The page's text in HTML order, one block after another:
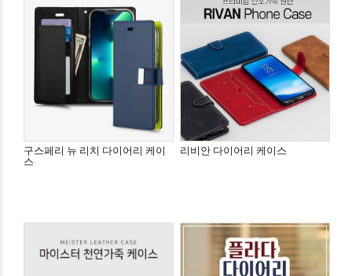
구스페리 뉴 리치 다이어리 케이
스
리비안 다이어리 케이스